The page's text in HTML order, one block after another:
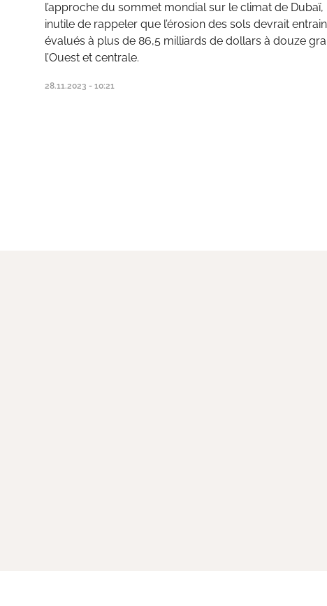
l’approche du sommet mondial sur le climat de
inutile de rappeler que l’érosion des sols devrait
évalués à plus de 86,5 milliards de dollars à douze
l’Ouest et centrale.
28.11.2023 - 10:21